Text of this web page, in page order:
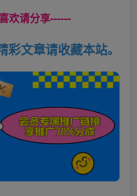
欢请分享------
文章请收藏本站。